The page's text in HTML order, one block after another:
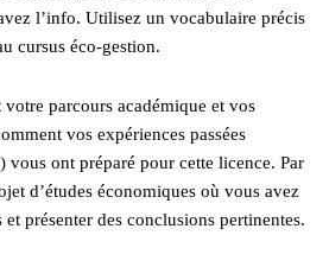
l’info. Utilisez un vocabulaire précis
cursus éco-gestion.
parcours académique et vos
vos expériences passées
vous ont préparé pour cette licence. Par
d’études économiques où vous avez
présenter des conclusions pertinentes.